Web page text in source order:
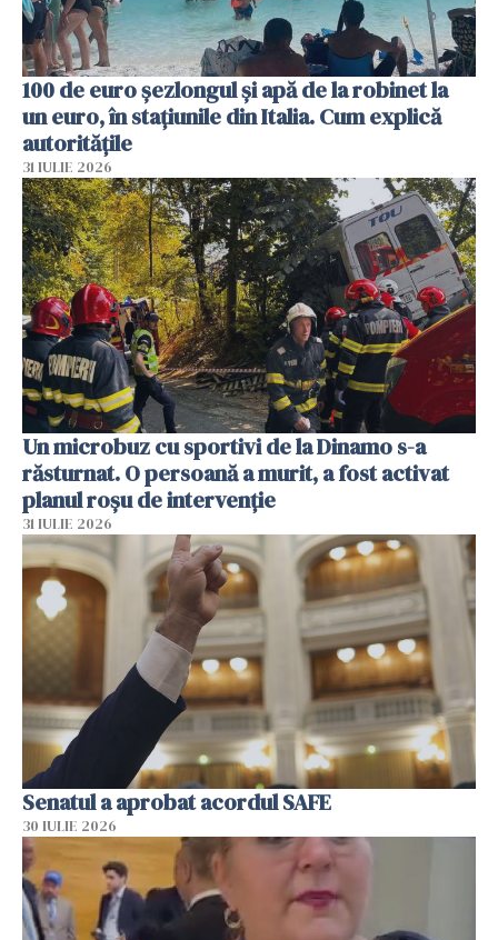
100 de euro șezlongul și apă de la robinet la
un euro, în stațiunile din Italia. Cum explică
autoritățile
31 IULIE 2026
Un microbuz cu sportivi de la Dinamo s-a
răsturnat. O persoană a murit, a fost activat
planul roșu de intervenție
31 IULIE 2026
Senatul a aprobat acordul SAFE
30 IULIE 2026